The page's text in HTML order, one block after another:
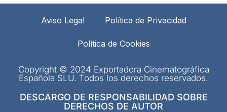
Aviso Legal Política de Privacidad
Política de Cookies
Copyright © 2024 Exportadora Cinematográfica
Española SLU. Todos los derechos reservados.
DESCARGO DE RESPONSABILIDAD SOBRE
DERECHOS DE AUTOR